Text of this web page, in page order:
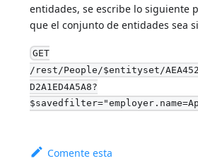
entidades, se escribe lo siguiente
que el conjunto de entidades sea
GET
/rest/People/$entityset/
D2A1ED4A5A8?
Comente esta